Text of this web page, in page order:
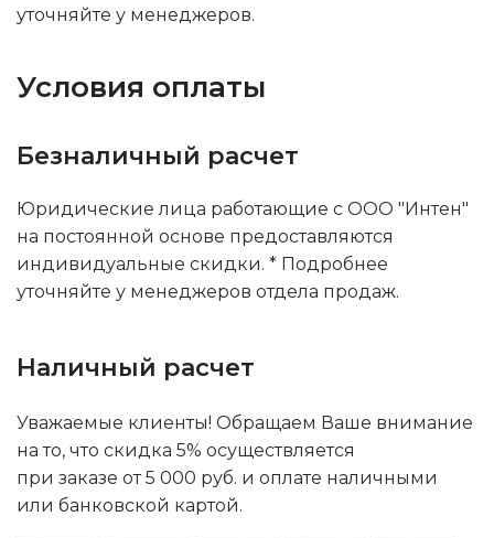
уточняйте у менеджеров.
Условия оплаты
Безналичный расчет
Юридические лица работающие с ООО "Интен"
на постоянной основе предоставляются
индивидуальные скидки. * Подробнее
уточняйте у менеджеров отдела продаж.
Наличный расчет
Уважаемые клиенты! Обращаем Ваше внимание
на то, что скидка 5% осуществляется
при заказе от 5 000 руб. и оплате наличными
или банковской картой.